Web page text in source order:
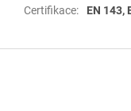
Certifikace: EN 143,